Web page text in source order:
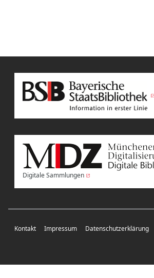
Digitale Sammlungen
Kontakt Impressum Datenschutzerklärung